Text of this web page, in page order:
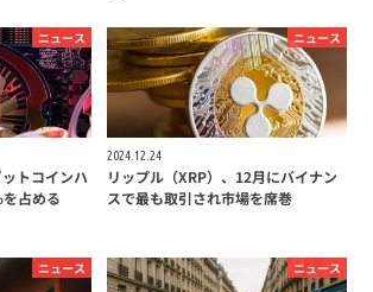
ニュース
トコインハ
占める
ニュース
2024.12.24
リップル（XRP）、12月にバイナン
スで最も取引され市場を席巻
ニュース ニュース